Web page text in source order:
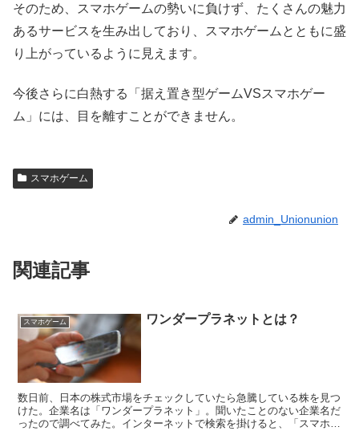
そのため、スマホゲームの勢いに負けず、たくさんの魅力
あるサービスを生み出しており、スマホゲームとともに盛
り上がっているように見えます。
今後さらに白熱する「据え置き型ゲームVSスマホゲー
ム」には、目を離すことができません。
スマホゲーム
admin_Unionunion
関連記事
スマホゲーム ワンダープラネットとは？
数日前、日本の株式市場をチェックしていたら急騰している株を見つ
けた。企業名は「ワンダープラネット」。聞いたことのない企業名だ
ったので調べてみた。インターネットで検索を掛けると、「スマホゲ